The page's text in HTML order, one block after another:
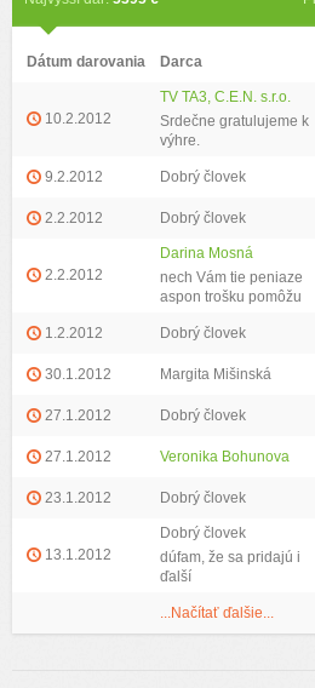
Dátum darovania Darca
10.2.2012
TV TA3, C.E.N. s.r.o.
Srdečne gratulujeme k
výhre.
9.2.2012 Dobrý človek
2.2.2012 Dobrý človek
2.2.2012
Darina Mosná
nech Vám tie peniaze
aspon trošku pomôžu
1.2.2012 Dobrý človek
30.1.2012 Margita Mišinská
27.1.2012 Dobrý človek
27.1.2012 Veronika Bohunova
23.1.2012 Dobrý človek
13.1.2012
Dobrý človek
dúfam, že sa pridajú i
ďalší
...Načítať ďalšie...